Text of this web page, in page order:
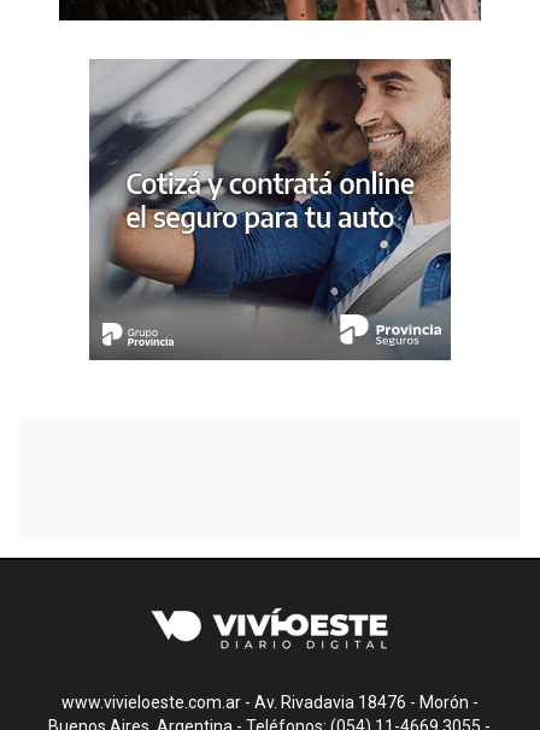
www.vivieloeste.com.ar - Av. Rivadavia 18476 - Morón -